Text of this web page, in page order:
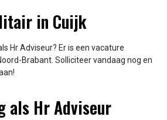
in Cuijk
Hr Adviseur? Er is een vacature
Brabant. Solliciteer vandaag nog en
als Hr Adviseur